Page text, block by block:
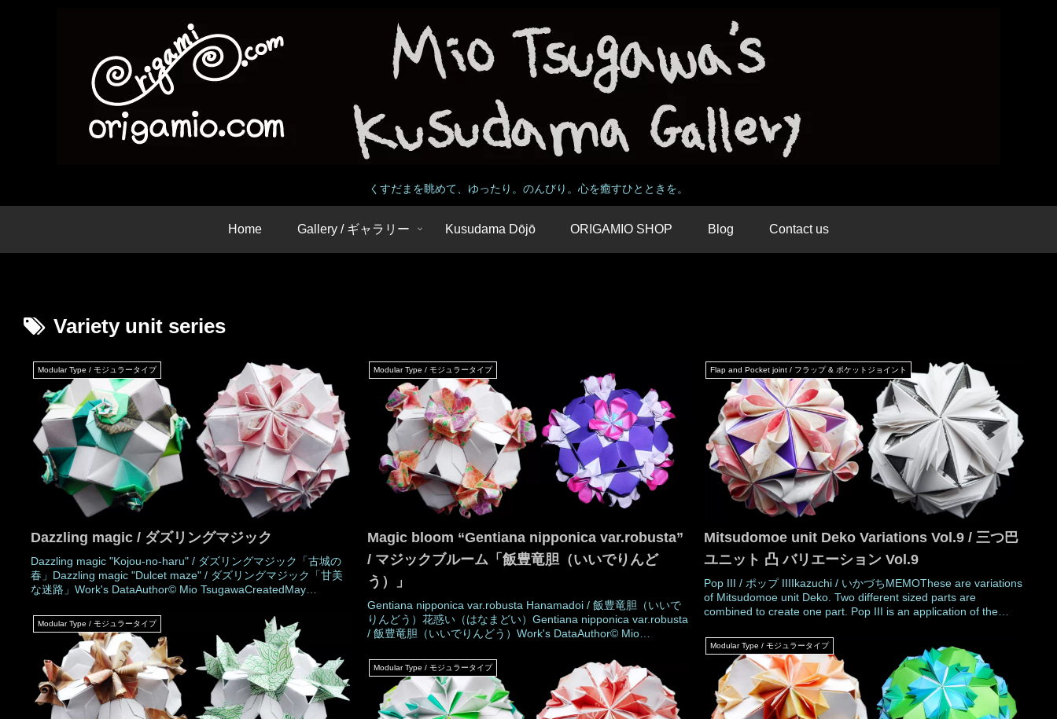
くすだまを眺めて、ゆったり。のんびり。心を癒すひとときを。
Home Gallery / ギャラリー Kusudama Dōjō ORIGAMIO SHOP Blog Contact us
Variety unit series
Modular Type / モジュラータイプ
Dazzling magic / ダズリングマジック
Dazzling magic "Kojou-no-haru" / ダズリングマジック「古城の
春」Dazzling magic "Dulcet maze" / ダズリングマジック「甘美
な迷路」Work's DataAuthor© Mio TsugawaCreatedMay
piecesPaper size7.5 cm (Square paper)Joining materials
Modular Type / モジュラータイプ
Magic bloom “Gentiana nipponica var.robusta”
/ マジックブルーム「飯豊竜胆（いいでりんど
う）」
Gentiana nipponica var.robusta Hanamadoi / 飯豊竜胆（いいで
りんどう）花惑い（はなまどい）Gentiana nipponica var.robusta
/ 飯豊竜胆（いいでりんどう）Work's DataAuthor© Mio
2025DrawingApril 2025Number of parts 30 piecesPaper size7.5
c
Flap and Pocket joint / フラップ & ポケットジョイント
Mitsudomoe unit Deko Variations Vol.9 / 三つ巴
ユニット 凸 バリエーション Vol.9
Pop III / ポップ IIIIkazuchi / いかづちMEMOThese are variations
of Mitsudomoe unit Deko. Two different sized parts are
combined to create one part. Pop III is an application of the
Modular Type / モジュラータイプ
Modular Type / モジュラータイプ
Modular Type / モジュラータイプ